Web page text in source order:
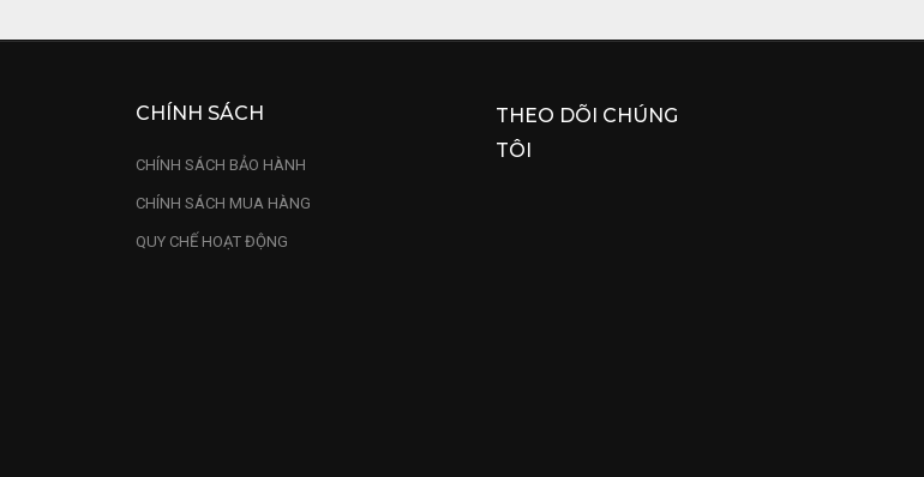
CHÍNH SÁCH
CHÍNH SÁCH BẢO HÀNH
CHÍNH SÁCH MUA HÀNG
QUY CHẾ HOẠT ĐỘNG
THEO DÕI CHÚNG
TÔI